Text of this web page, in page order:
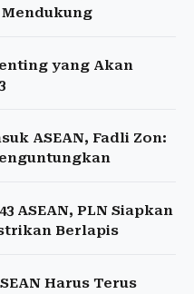
yang Akan
ASEAN, Fadli Zon:
ASEAN, PLN Siapkan
Berlapis
Harus Terus